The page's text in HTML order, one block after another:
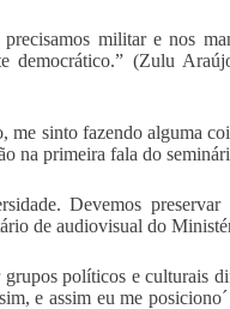
militar e nos
democrático.” (Zulu
me sinto fazendo alguma
na primeira fala do
Devemos preservar
de audiovisual do
políticos e culturais
e assim eu me